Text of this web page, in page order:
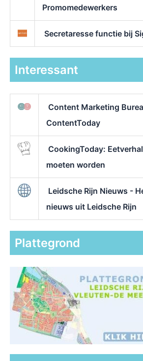
Promomedewerkers
Secretaresse functie bij
Interessant
Content Marketing
ContentToday
CookingToday:
moeten worden
Leidsche Rijn Nieuws -
nieuws uit Leidsche Rijn
Plattegrond